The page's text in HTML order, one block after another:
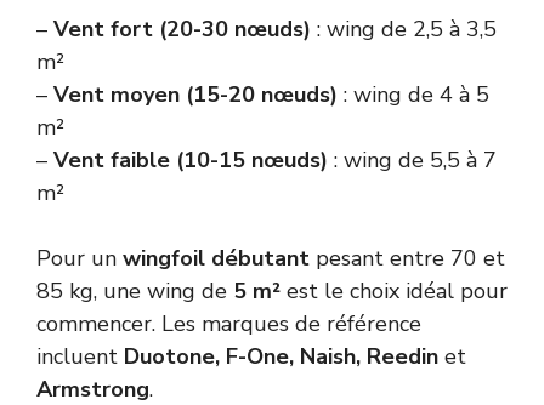
– Vent fort (20-30 nœuds) : wing de 2,5 à 3,5
m²
– Vent moyen (15-20 nœuds) : wing de 4 à 5
m²
– Vent faible (10-15 nœuds) : wing de 5,5 à 7
m²
Pour un wingfoil débutant pesant entre 70 et
85 kg, une wing de 5 m² est le choix idéal pour
commencer. Les marques de référence
incluent Duotone, F-One, Naish, Reedin et
Armstrong.